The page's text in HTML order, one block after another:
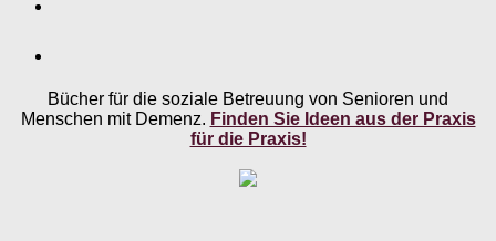
Bücher für die soziale Betreuung von Senioren und
Menschen mit Demenz. Finden Sie Ideen aus der Praxis
für die Praxis!